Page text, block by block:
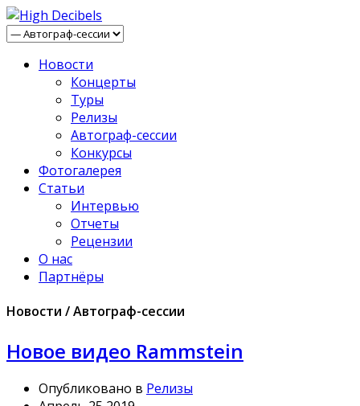
Новости
Концерты
Туры
Релизы
Автограф-сессии
Конкурсы
Фотогалерея
Статьи
Интервью
Отчеты
Рецензии
О нас
Партнёры
Новости / Автограф-сессии
Новое видео Rammstein
Опубликовано в Релизы